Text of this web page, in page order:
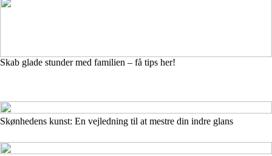
Skab glade stunder med familien – få tips her!
Skønhedens kunst: En vejledning til at mestre din indre glans